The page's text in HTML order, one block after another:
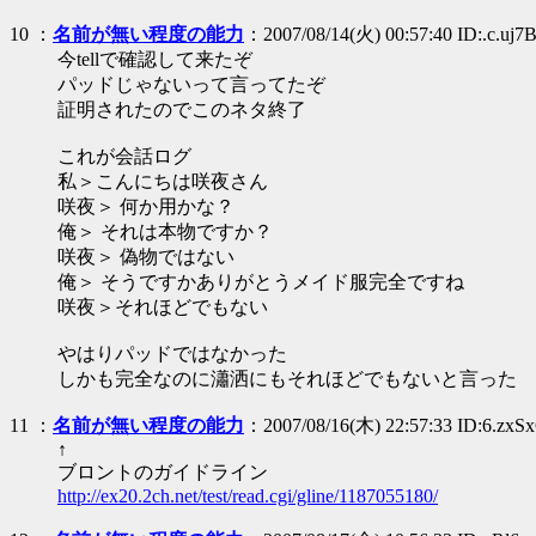
10 ： 名前が無い程度の能力 ：2007/08/14(火) 00:57:40
今tellで確認して来たぞ
パッドじゃないって言ってたぞ
証明されたのでこのネタ終了
これが会話ログ
私＞こんにちは咲夜さん
咲夜＞ 何か用かな？
俺＞ それは本物ですか？
咲夜＞ 偽物ではない
俺＞ そうですかありがとうメイド服完全ですね
咲夜＞それほどでもない
やはりパッドではなかった
しかも完全なのに瀟洒にもそれほどでもないと言った
11 ： 名前が無い程度の能力 ：2007/08/16(木) 22:57:33
↑
ブロントのガイドライン
http://ex20.2ch.net/test/read.cgi/gline/1187055180/